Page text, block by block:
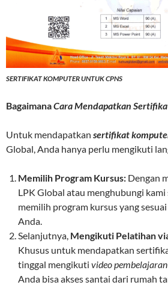
SERTIFIKAT KOMPUTER UNTUK CPNS
BagaimanaCara Mendapatkan
Untuk mendapatkan sertifikat
Global, Anda hanya perlu mengikuti
Memilih Program Kursus: Dengan
LPK Global atau menghubungi
memilih program kursus yang
Anda.
Selanjutnya, Mengikuti Pelatihan
Khusus untuk mendapatkan
tinggal mengikuti video pembelajaran
Anda bisa akses santai dari rumah